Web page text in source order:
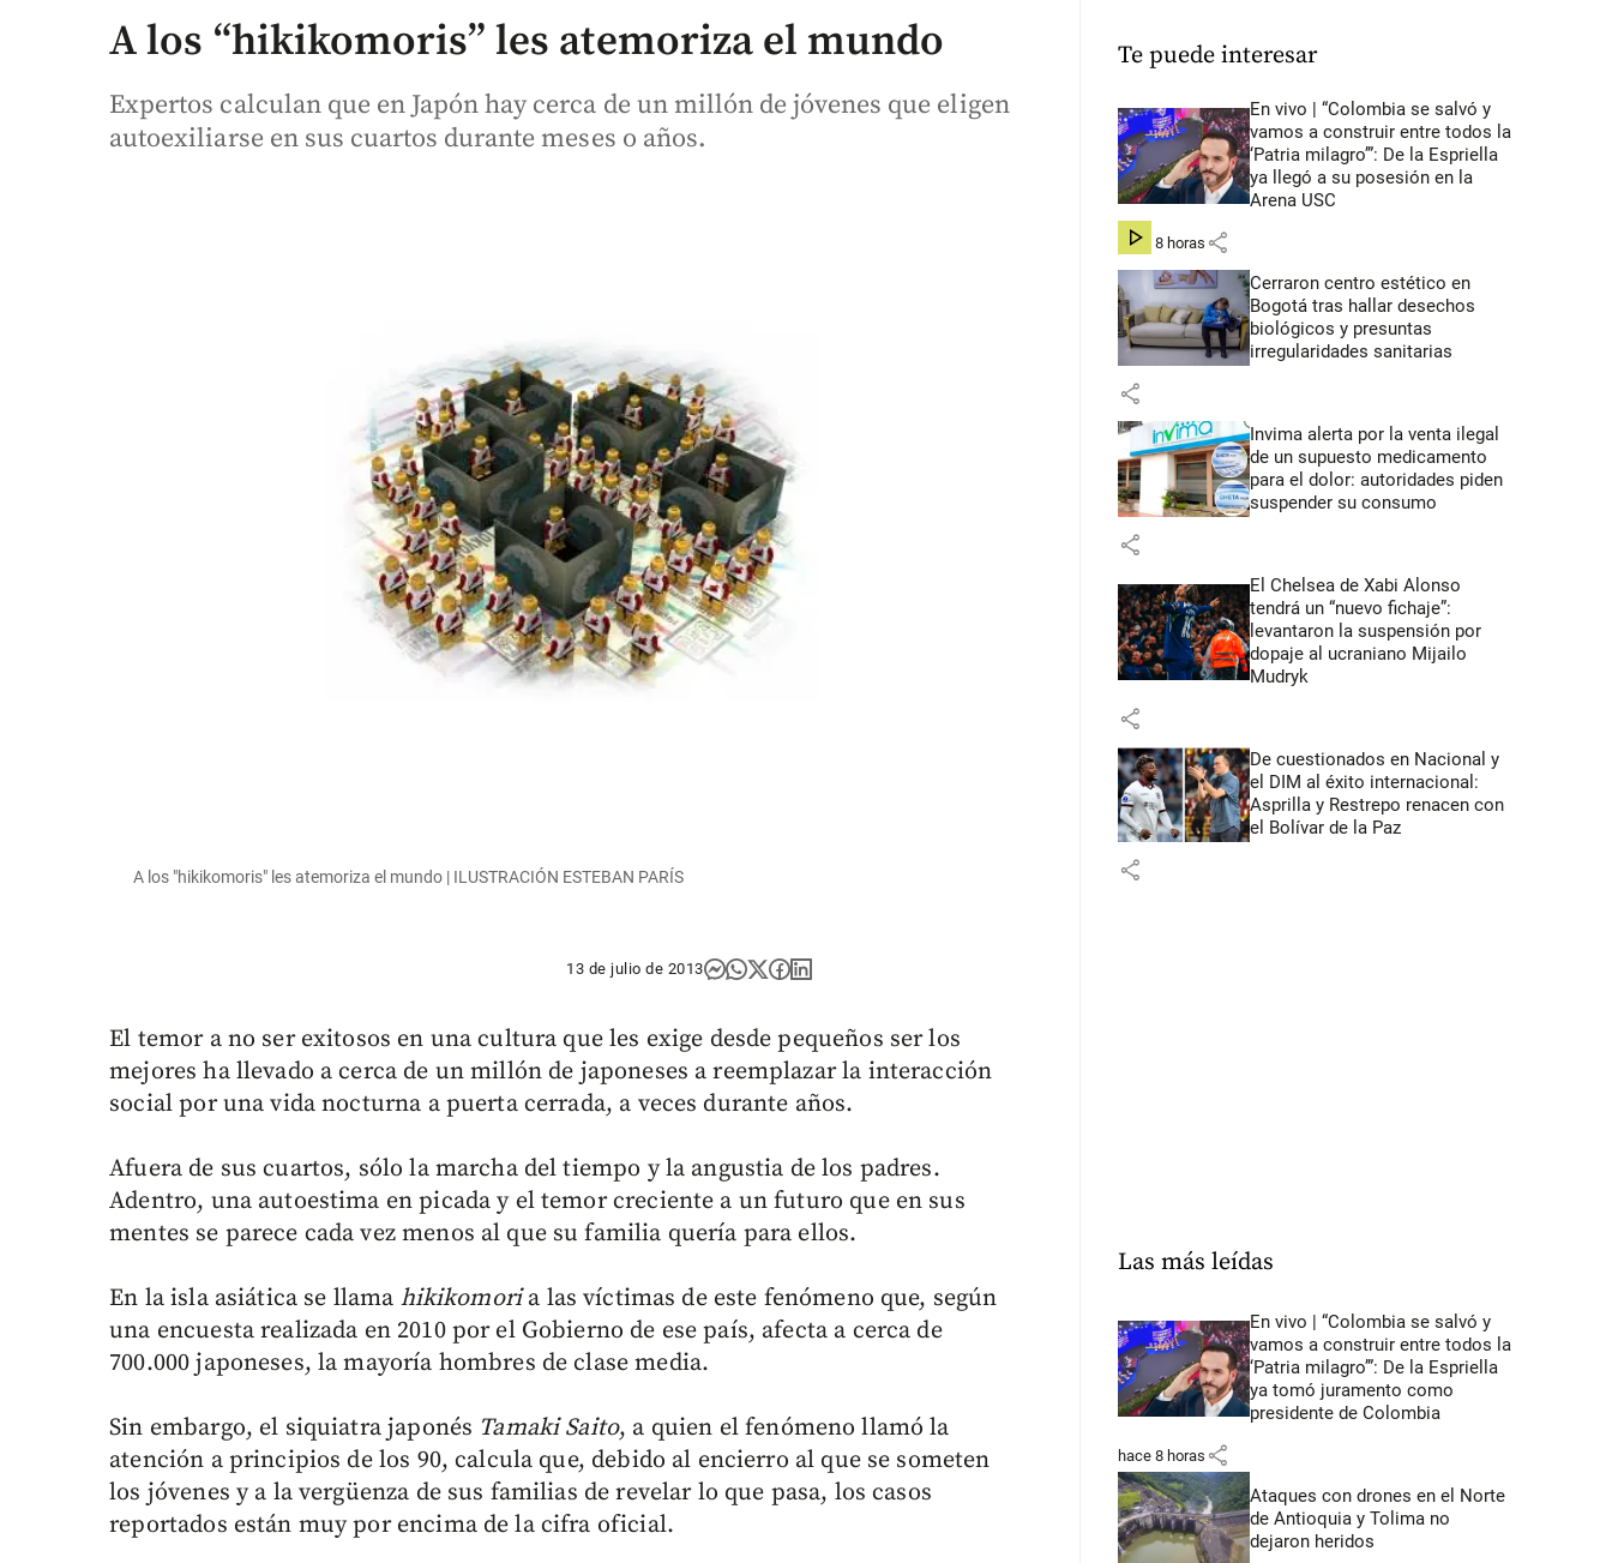
A los “hikikomoris” les atemoriza el mundo
Expertos calculan que en Japón hay cerca de un millón de jóvenes que eligen
autoexiliarse en sus cuartos durante meses o años.
A los "hikikomoris" les atemoriza el mundo | ILUSTRACIÓN ESTEBAN PARÍS
13 de julio de 2013
El temor a no ser exitosos en una cultura que les exige desde pequeños ser los
mejores ha llevado a cerca de un millón de japoneses a reemplazar la interacción
social por una vida nocturna a puerta cerrada, a veces durante años.
Afuera de sus cuartos, sólo la marcha del tiempo y la angustia de los padres.
Adentro, una autoestima en picada y el temor creciente a un futuro que en sus
mentes se parece cada vez menos al que su familia quería para ellos.
En la isla asiática se llama hikikomoria las víctimas de este fenómeno que, según
una encuesta realizada en 2010 por el Gobierno de ese país, afecta a cerca de
700.000 japoneses, la mayoría hombres de clase media.
Sin embargo, el siquiatra japonés Tamaki Saito, a quien el fenómeno llamó la
atención a principios de los 90, calcula que, debido al encierro al que se someten
los jóvenes y a la vergüenza de sus familias de revelar lo que pasa, los casos
reportados están muy por encima de la cifra oficial.
Te puede interesar
En vivo | “Colombia se salvó y
vamos a construir entre todos la
‘Patria milagro’”: De la Espriella
ya llegó a su posesión en la
Arena USC
hace 8 horas share
Cerraron centro estético en
Bogotá tras hallar desechos
biológicos y presuntas
irregularidades sanitarias
share
Invima alerta por la venta ilegal
de un supuesto medicamento
para el dolor: autoridades piden
suspender su consumo
share
El Chelsea de Xabi Alonso
tendrá un “nuevo fichaje”:
levantaron la suspensión por
dopaje al ucraniano Mijailo
Mudryk
share
De cuestionados en Nacional y
el DIM al éxito internacional:
Asprilla y Restrepo renacen con
el Bolívar de la Paz
share
Las más leídas
En vivo | “Colombia se salvó y
vamos a construir entre todos la
‘Patria milagro’”: De la Espriella
ya tomó juramento como
presidente de Colombia
hace 8 horas share
Ataques con drones en el Norte
de Antioquia y Tolima no
dejaron heridos